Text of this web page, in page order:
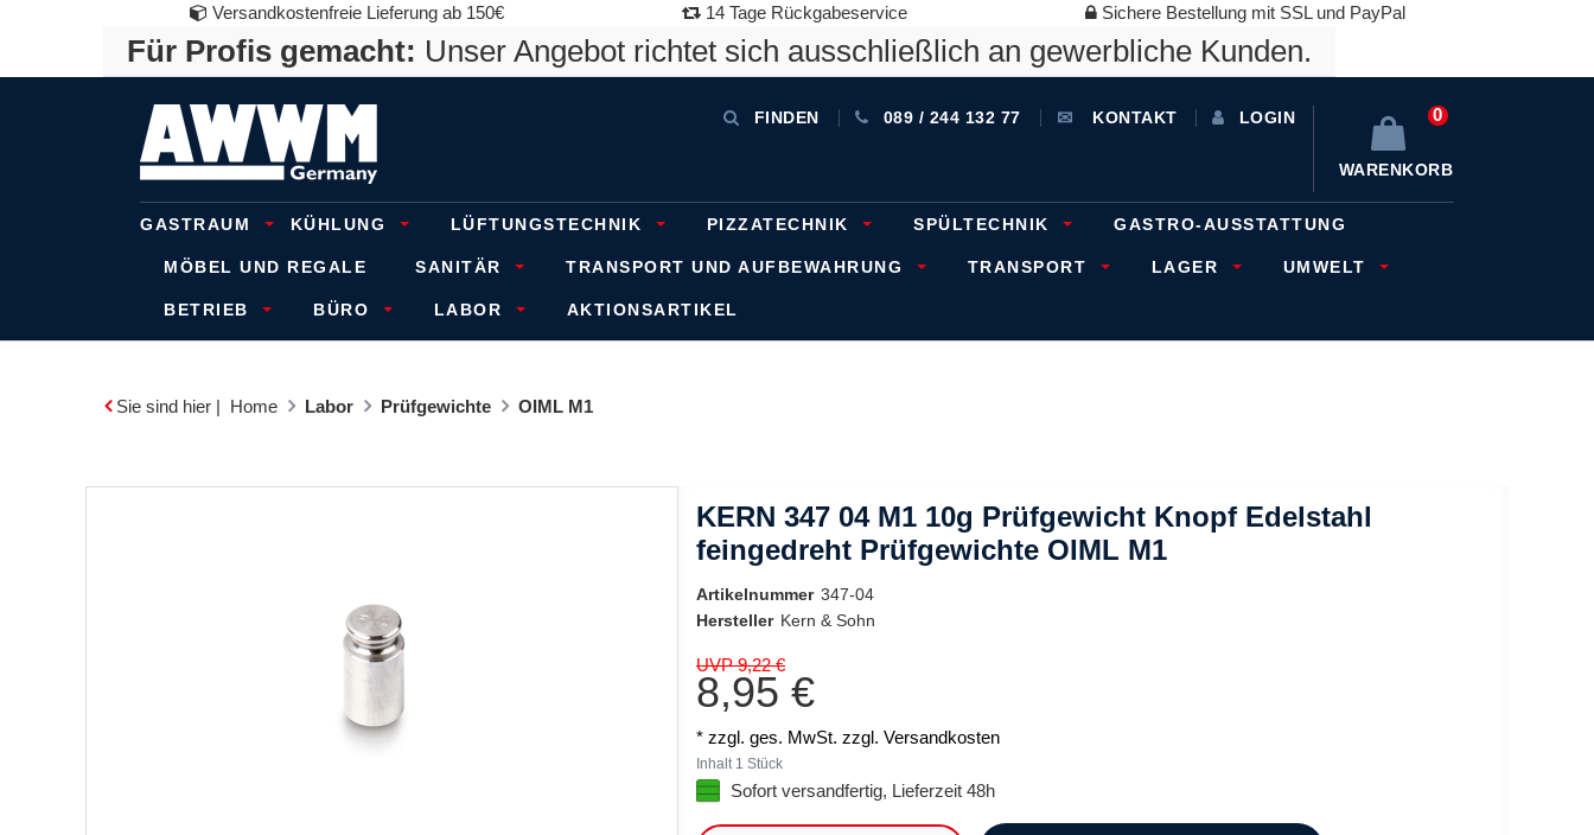
Versandkostenfreie Lieferung ab 150€ 14 Tage Rückgabeservice Sichere Bestellung mit SSL und PayPal
Für Profis gemacht: Unser Angebot richtet sich ausschließlich an gewerbliche Kunden.
FINDEN 089 / 244 132 77 KONTAKT LOGIN 0
WARENKORB
GASTRAUM KÜHLUNG LÜFTUNGSTECHNIK PIZZATECHNIK SPÜLTECHNIK GASTRO-AUSSTATTUNG
MÖBEL UND REGALE SANITÄR TRANSPORT UND AUFBEWAHRUNG TRANSPORT LAGER UMWELT
BETRIEB BÜRO LABOR AKTIONSARTIKEL
Sie sind hier | Home Labor Prüfgewichte OIML M1
KERN 347 04 M1 10g Prüfgewicht Knopf Edelstahl
feingedreht Prüfgewichte OIML M1
Artikelnummer 347-04
Hersteller Kern & Sohn
UVP 9,22 €
8,95 €
* zzgl. ges. MwSt. zzgl. Versandkosten
Inhalt 1 Stück
Sofort versandfertig, Lieferzeit 48h